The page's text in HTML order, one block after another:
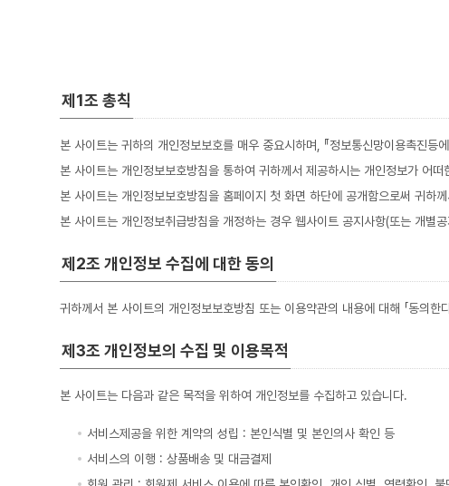
제1조 총칙
본 사이트는 귀하의 개인정보보호를 매우 중요시하며, 『정보통신망이용촉진등
본 사이트는 개인정보보호방침을 통하여 귀하께서 제공하시는 개인정보가 어
본 사이트는 개인정보보호방침을 홈페이지 첫 화면 하단에 공개함으로써 귀하
본 사이트는 개인정보취급방침을 개정하는 경우 웹사이트 공지사항(또는 개별
제2조 개인정보 수집에 대한 동의
귀하께서 본 사이트의 개인정보보호방침 또는 이용약관의 내용에 대해 「동의한
제3조 개인정보의 수집 및 이용목적
본 사이트는 다음과 같은 목적을 위하여 개인정보를 수집하고 있습니다.
서비스제공을 위한 계약의 성립 : 본인식별 및 본인의사 확인 등
서비스의 이행 : 상품배송 및 대금결제